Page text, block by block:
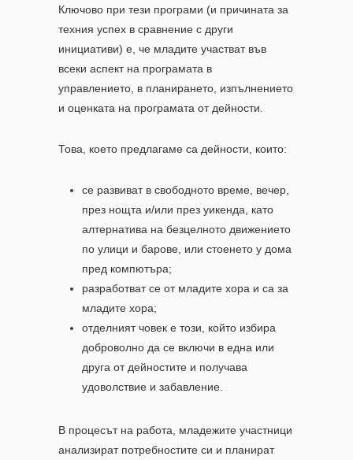
Ключово при тези програми (и причината за
техния успех в сравнение с други
инициативи) е, че младите участват във
всеки аспект на програмата в
управлението, в планирането, изпълнението
и оценката на програмата от дейности.
Това, което предлагаме са дейности, които:
се развиват в свободното време, вечер,
през нощта и/или през уикенда, като
алтернатива на безцелното движението
по улици и барове, или стоенето у дома
пред компютъра;
разработват се от младите хора и са за
младите хора;
отделният човек е този, който избира
доброволно да се включи в една или
друга от дейностите и получава
удоволствие и забавление.
В процесът на работа, младежите участници
анализират потребностите си и планират